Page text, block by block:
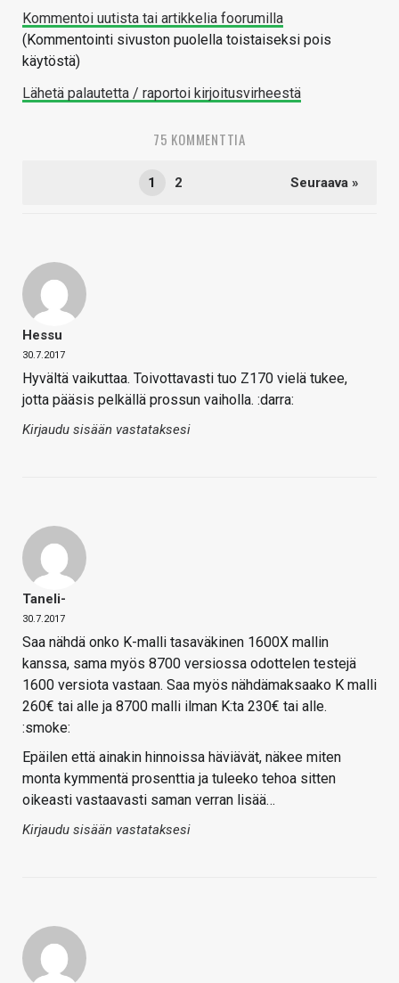
Kommentoi uutista tai artikkelia foorumilla
(Kommentointi sivuston puolella toistaiseksi pois
käytöstä)
Lähetä palautetta / raportoi kirjoitusvirheestä
75 KOMMENTTIA
1 2 Seuraava »
Hessu
30.7.2017
Hyvältä vaikuttaa. Toivottavasti tuo Z170 vielä tukee,
jotta pääsis pelkällä prossun vaiholla. :darra:
Kirjaudu sisään vastataksesi
Taneli-
30.7.2017
Saa nähdä onko K-malli tasaväkinen 1600X mallin
kanssa, sama myös 8700 versiossa odottelen testejä
1600 versiota vastaan. Saa myös nähdämaksaako K malli
260€ tai alle ja 8700 malli ilman K:ta 230€ tai alle.
:smoke:
Epäilen että ainakin hinnoissa häviävät, näkee miten
monta kymmentä prosenttia ja tuleeko tehoa sitten
oikeasti vastaavasti saman verran lisää…
Kirjaudu sisään vastataksesi